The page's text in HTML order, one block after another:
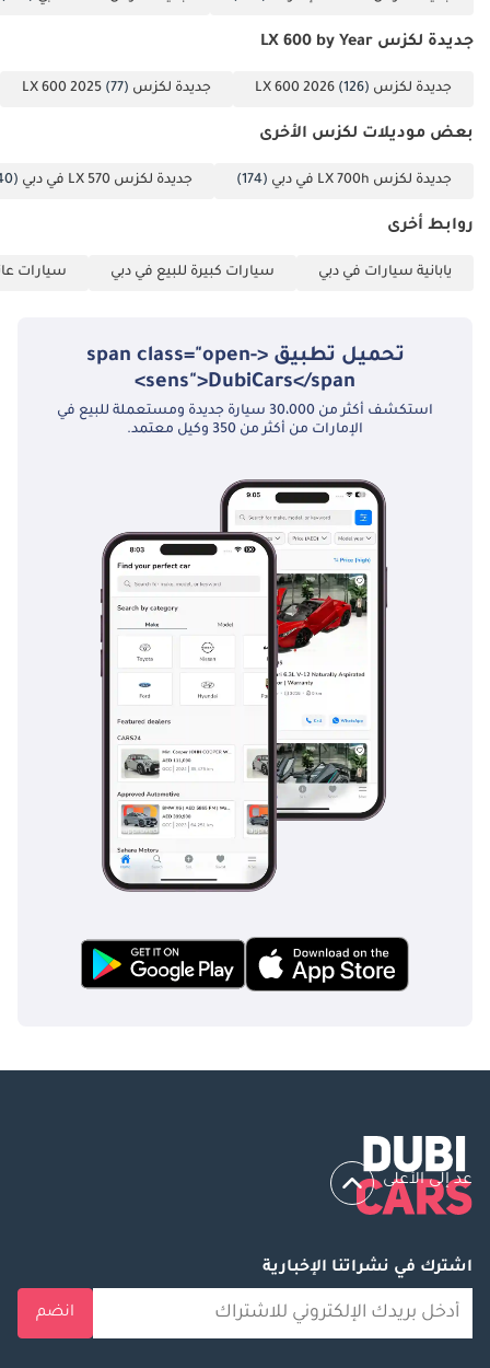
جديدة لكزس LX 600 by Year
جديدة لكزس LX 600 2026 (126) جديدة لكزس LX 600 2025 (77)
بعض موديلات لكزس الأخرى
جديدة لكزس LX 700h في دبي (174) جديدة لكزس LX 570 في دبي (40)
روابط أخرى
يابانية سيارات في دبي سيارات كبيرة للبيع في دبي سيارات
تحميل تطبيق <span class="open-
sens">DubiCars</span>
استكشف أكثر من 30،000 سيارة جديدة ومستعملة للبيع في
الإمارات من أكثر من 350 وكيل معتمد.
عد إلى الأعلى
اشترك في نشراتنا الإخبارية
انضم